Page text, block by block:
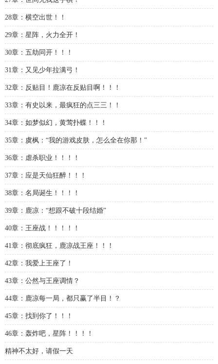
28章：横空出世！！
29章：星阵，火力全开！
30章：五劫同开！！！
31章：又见少年拉满弓！
32章：反贴目！鹿凉在反贴目啊！！！
33章：有史以来，最疯狂的点三三！！
34章：如梦似幻，黄莺扑蝶！！！
35章：虞枫：“我的游戏皮肤，怎么全在你那！”
36章：虐杀职业！！！！
37章：应是天仙狂醉！！！
38章：名局诞生！！！！
39章：鹿凉：“想跟不破十段结婚”
40章：王座战！！！！！
41章：彻底疯狂，鹿凉战王座！！！
42章：我爱上王座了！
43章：公然与王座调情？
44章：鹿凉每一局，都只赢了半目！？
45章：找到你了！！！
46章：轰炸吧，星阵！！！！
精神不太好，请假一天